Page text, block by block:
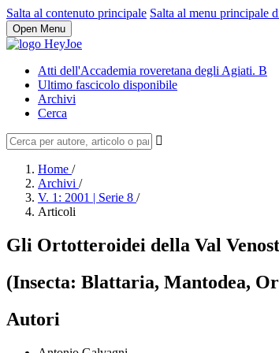
Salta al contenuto principale Salta al menu principale
Open Menu
Atti dell'Accademia roveretana degli Agiati. B
Ultimo fascicolo disponibile
Archivi
Cerca
Home /
Archivi /
V. 1: 2001 | Serie 8 /
Articoli
Gli Ortotteroidei della Val
(Insecta: Blattaria, Mantodea,
Autori